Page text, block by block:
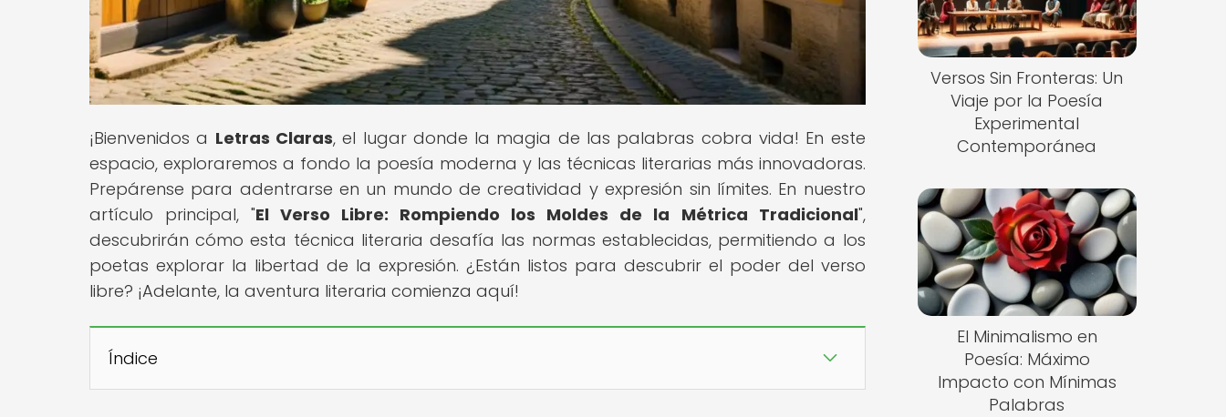
¡Bienvenidos a Letras Claras, el lugar donde la magia de las palabras cobra vida! En este
espacio, exploraremos a fondo la poesía moderna y las técnicas literarias más innovadoras.
Prepárense para adentrarse en un mundo de creatividad y expresión sin límites. En nuestro
artículo principal, "El Verso Libre: Rompiendo los Moldes de la Métrica Tradicional",
descubrirán cómo esta técnica literaria desafía las normas establecidas, permitiendo a los
poetas explorar la libertad de la expresión. ¿Están listos para descubrir el poder del verso
libre? ¡Adelante, la aventura literaria comienza aquí!
Índice
Versos Sin Fronteras: Un
Viaje por la Poesía
Experimental
Contemporánea
El Minimalismo en
Poesía: Máximo
Impacto con Mínimas
Palabras